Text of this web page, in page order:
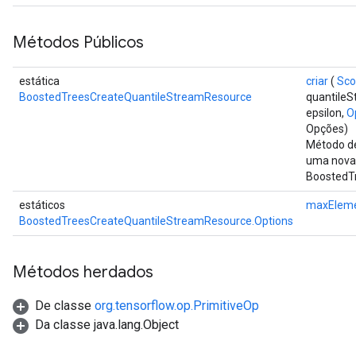
Métodos Públicos
estática
BoostedTreesCreateQuantileStreamResource
criar(
epsilon,
Opções)
Método
uma
estáticos
BoostedTreesCreateQuantileStreamResource.Options
Métodos herdados
De classe org.tensorflow.op.PrimitiveOp
Da classe java.lang.Object